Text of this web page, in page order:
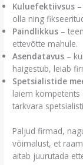
Kuluefektiivsus
olla ning
Paindlikkus –
ettevõtte mahule.
Asendatavus –
haigestub, leiab
Spetsialistide
laiem
tarkvara
Paljud firmad,
võimalust, et
aitab juurutada